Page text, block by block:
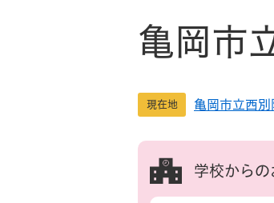
亀岡市
現在地 亀岡市立西別
学校からの